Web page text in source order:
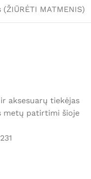
MATMENIS)
aksesuarų tiekėjas
metų patirtimi šioje